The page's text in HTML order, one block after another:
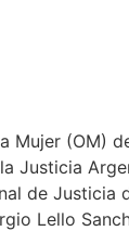
Mujer (OM)
Justicia
de Justicia
Lello